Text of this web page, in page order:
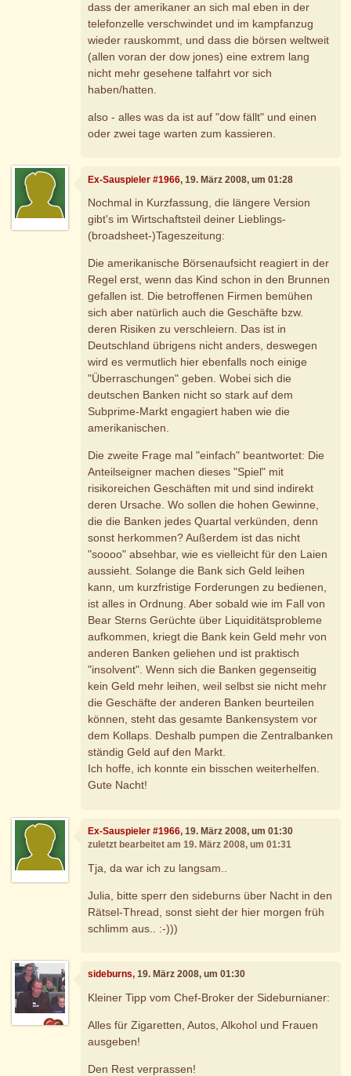
dass der amerikaner an sich mal eben in der
telefonzelle verschwindet und im kampfanzug
wieder rauskommt, und dass die börsen weltweit
(allen voran der dow jones) eine extrem lang
nicht mehr gesehene talfahrt vor sich
haben/hatten.
also - alles was da ist auf "dow fällt" und einen
oder zwei tage warten zum kassieren.
Ex-Sauspieler #1966, 19. März 2008, um 01:28
Nochmal in Kurzfassung, die längere Version
gibt's im Wirtschaftsteil deiner Lieblings-
(broadsheet-)Tageszeitung:
Die amerikanische Börsenaufsicht reagiert in der
Regel erst, wenn das Kind schon in den Brunnen
gefallen ist. Die betroffenen Firmen bemühen
sich aber natürlich auch die Geschäfte bzw.
deren Risiken zu verschleiern. Das ist in
Deutschland übrigens nicht anders, deswegen
wird es vermutlich hier ebenfalls noch einige
"Überraschungen" geben. Wobei sich die
deutschen Banken nicht so stark auf dem
Subprime-Markt engagiert haben wie die
amerikanischen.
Die zweite Frage mal "einfach" beantwortet: Die
Anteilseigner machen dieses "Spiel" mit
risikoreichen Geschäften mit und sind indirekt
deren Ursache. Wo sollen die hohen Gewinne,
die die Banken jedes Quartal verkünden, denn
sonst herkommen? Außerdem ist das nicht
"soooo" absehbar, wie es vielleicht für den Laien
aussieht. Solange die Bank sich Geld leihen
kann, um kurzfristige Forderungen zu bedienen,
ist alles in Ordnung. Aber sobald wie im Fall von
Bear Sterns Gerüchte über Liquiditätsprobleme
aufkommen, kriegt die Bank kein Geld mehr von
anderen Banken geliehen und ist praktisch
"insolvent". Wenn sich die Banken gegenseitig
kein Geld mehr leihen, weil selbst sie nicht mehr
die Geschäfte der anderen Banken beurteilen
können, steht das gesamte Bankensystem vor
dem Kollaps. Deshalb pumpen die Zentralbanken
ständig Geld auf den Markt.
Ich hoffe, ich konnte ein bisschen weiterhelfen.
Gute Nacht!
Ex-Sauspieler #1966, 19. März 2008, um 01:30
zuletzt bearbeitet am 19. März 2008, um 01:31
Tja, da war ich zu langsam..
Julia, bitte sperr den sideburns über Nacht in den
Rätsel-Thread, sonst sieht der hier morgen früh
schlimm aus.. :-)))
sideburns, 19. März 2008, um 01:30
Kleiner Tipp vom Chef-Broker der Sideburnianer:
Alles für Zigaretten, Autos, Alkohol und Frauen
ausgeben!
Den Rest verprassen!